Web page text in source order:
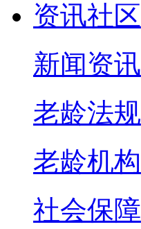
资讯社区
新闻资讯
老龄法规
老龄机构
社会保障